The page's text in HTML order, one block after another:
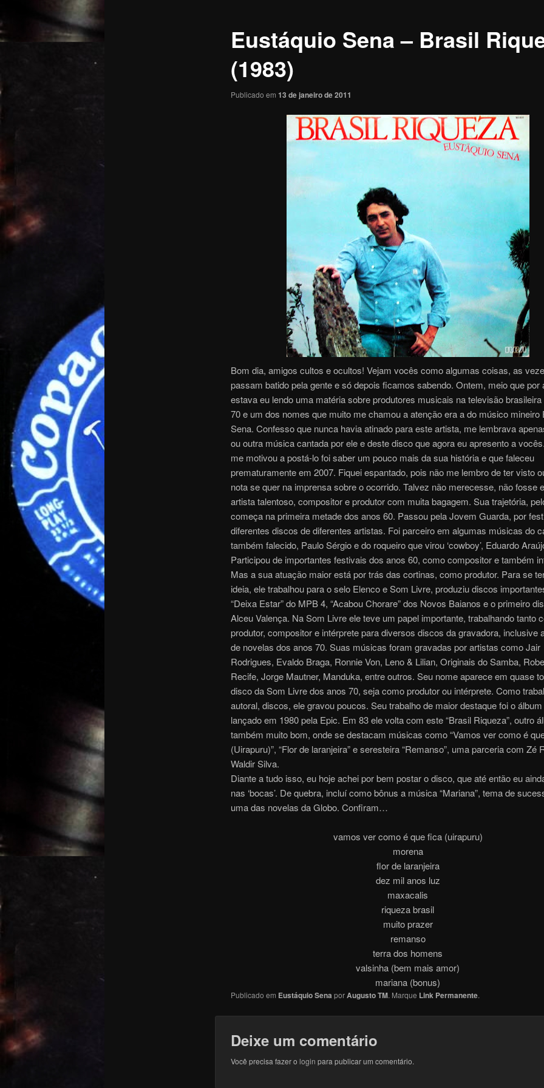
Eustáquio Sena – Brasil
(1983)
Publicado em 13 de janeiro de 2011
Bom dia, amigos cultos e ocultos! Vejam vocês como algumas coisas, as
passam batido pela gente e só depois ficamos sabendo. Ontem, meio que por
estava eu lendo uma matéria sobre produtores musicais na televisão
70 e um dos nomes que muito me chamou a atenção era a do músico mineiro
Sena. Confesso que nunca havia atinado para este artista, me lembrava
ou outra música cantada por ele e deste disco que agora eu apresento a
me motivou a postá-lo foi saber um pouco mais da sua história e que faleceu
prematuramente em 2007. Fiquei espantado, pois não me lembro de ter visto
nota se quer na imprensa sobre o ocorrido. Talvez não merecesse, não fosse
artista talentoso, compositor e produtor com muita bagagem. Sua trajetória,
começa na primeira metade dos anos 60. Passou pela Jovem Guarda, por
diferentes discos de diferentes artistas. Foi parceiro em algumas músicas do
também falecido, Paulo Sérgio e do roqueiro que virou ‘cowboy’, Eduardo
Participou de importantes festivais dos anos 60, como compositor e também
Mas a sua atuação maior está por trás das cortinas, como produtor. Para se
ideia, ele trabalhou para o selo Elenco e Som Livre, produziu discos
“Deixa Estar” do MPB 4, “Acabou Chorare” dos Novos Baianos e o primeiro
Alceu Valença. Na Som Livre ele teve um papel importante, trabalhando tanto
produtor, compositor e intérprete para diversos discos da gravadora, inclusive
de novelas dos anos 70. Suas músicas foram gravadas por artistas como Jair
Rodrigues, Evaldo Braga, Ronnie Von, Leno & Lilian, Originais do Samba,
Recife, Jorge Mautner, Manduka, entre outros. Seu nome aparece em quase
disco da Som Livre dos anos 70, seja como produtor ou intérprete. Como
autoral, discos, ele gravou poucos. Seu trabalho de maior destaque foi o álbum
lançado em 1980 pela Epic. Em 83 ele volta com este “Brasil Riqueza”, outro
também muito bom, onde se destacam músicas como “Vamos ver como é
(Uirapuru)”, “Flor de laranjeira” e seresteira “Remanso”, uma parceria com Zé
Waldir Silva.
Diante a tudo isso, eu hoje achei por bem postar o disco, que até então eu
nas ‘bocas’. De quebra, incluí como bônus a música “Mariana”, tema de
uma das novelas da Globo. Confiram…
vamos ver como é que fica (uirapuru)
morena
flor de laranjeira
dez mil anos luz
maxacalis
riqueza brasil
muito prazer
remanso
terra dos homens
valsinha (bem mais amor)
mariana (bonus)
Publicado em Eustáquio Sena porAugusto TM. Marque Link Permanente.
Deixe um comentário
Você precisa fazer o login para publicar um comentário.